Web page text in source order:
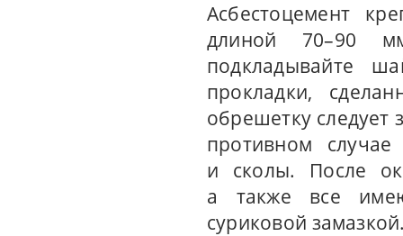
Асбестоцемент
длиной 70–90
подкладывайте
прокладки,
обрешетку следует
противном
и сколы. После
а также все
суриковой